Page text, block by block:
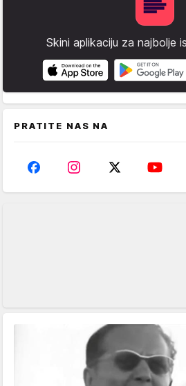
Skini aplikaciju za najbolje
PRATITE NAS NA